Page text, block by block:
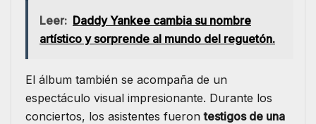
Leer: Daddy Yankee cambia su nombre
artístico y sorprende al mundo del reguetón.
El álbum también se acompaña de un
espectáculo visual impresionante. Durante los
conciertos, los asistentes fuerontestigos de una